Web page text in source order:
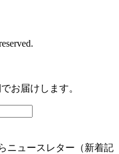
お届けします。
ニュースレター（新着記